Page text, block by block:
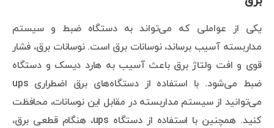
یکی از عواملی که می‌تواند به دستگاه ضبط و سیستم
مداربسته آسیب برساند، نوسانات برق است. نوسانات برق، فشار
قوی و افت ولتاژ برق باعث آسیب به هارد دیسک و دستگاه
ضبط می‌شود. با استفاده از دستگاه‌های برق اضطراری ups
می‌توانید از سیستم مداربسته در مقابل این نوسانات، محافظت
کنید. همچنین با استفاده از دستگاه ups، هنگام قطعی برق،